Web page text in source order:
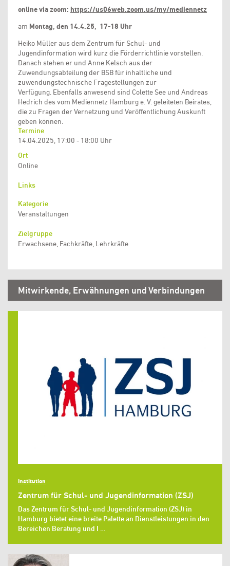
online via zoom: https://us06web.zoom.us/my/mediennetz
am Montag, den 14.4.25, 17-18 Uhr
Heiko Müller aus dem Zentrum für Schul- und
Jugendinformation wird kurz die Förderrichtlinie vorstellen.
Danach stehen er und Anne Kelsch aus der
Zuwendungsabteilung der BSB für inhaltliche und
zuwendungstechnische Fragestellungen zur
Verfügung. Ebenfalls anwesend sind Colette See und Andreas
Hedrich des vom Mediennetz Hamburg e. V. geleiteten Beirates,
die zu Fragen der Vernetzung und Veröffentlichung Auskunft
geben können.
Termine
14.04.2025, 17:00 - 18:00 Uhr
Ort
Online
Links
Kategorie
Veranstaltungen
Zielgruppe
Erwachsene, Fachkräfte, Lehrkräfte
Mitwirkende, Erwähnungen und Verbindungen
Institution
Zentrum für Schul- und Jugendinformation (ZSJ)
Das Zentrum für Schul- und Jugendinformation (ZSJ) in
Hamburg bietet eine breite Palette an Dienstleistungen in den
Bereichen Beratung und I …